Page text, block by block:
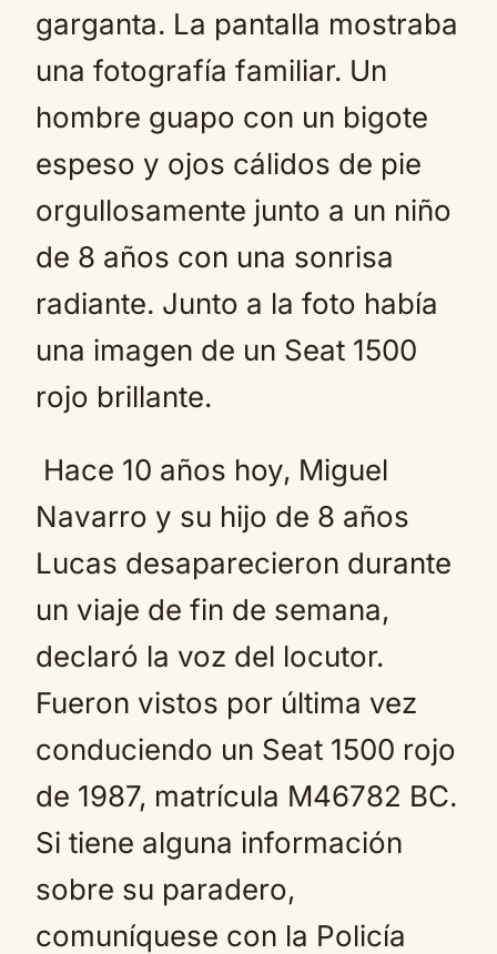
garganta. La pantalla mostraba
una fotografía familiar. Un
hombre guapo con un bigote
espeso y ojos cálidos de pie
orgullosamente junto a un niño
de 8 años con una sonrisa
radiante. Junto a la foto había
una imagen de un Seat 1500
rojo brillante.
Hace 10 años hoy, Miguel
Navarro y su hijo de 8 años
Lucas desaparecieron durante
un viaje de fin de semana,
declaró la voz del locutor.
Fueron vistos por última vez
conduciendo un Seat 1500 rojo
de 1987, matrícula M46782 BC.
Si tiene alguna información
sobre su paradero,
comuníquese con la Policía